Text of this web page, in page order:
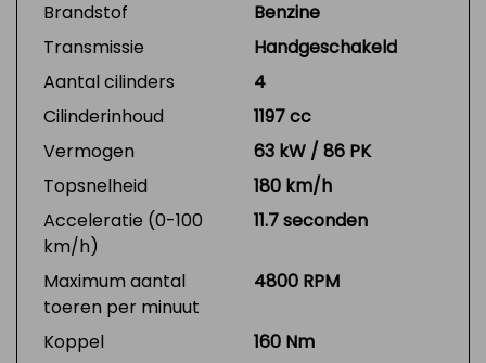
Brandstof
Benzine
Transmissie
Handgeschakeld
Aantal cilinders
4
Cilinderinhoud
1197 cc
Vermogen
63 kW / 86 PK
Topsnelheid
180 km/h
Acceleratie (0-100
km/h)
11.7 seconden
Maximum aantal
toeren per minuut
4800 RPM
Koppel
160 Nm